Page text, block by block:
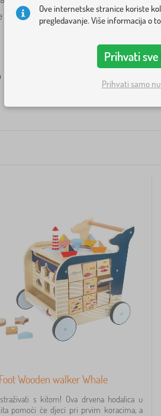
plastike u raznim bojama.
Wooden walker Whale
s kitom! Ova drvena hodalica u
pomoći će djeci pri prvim koracima, a
Ove internetske stranice koriste
pregledavanje. Više informacija o
Prihvati
Prihvati samo